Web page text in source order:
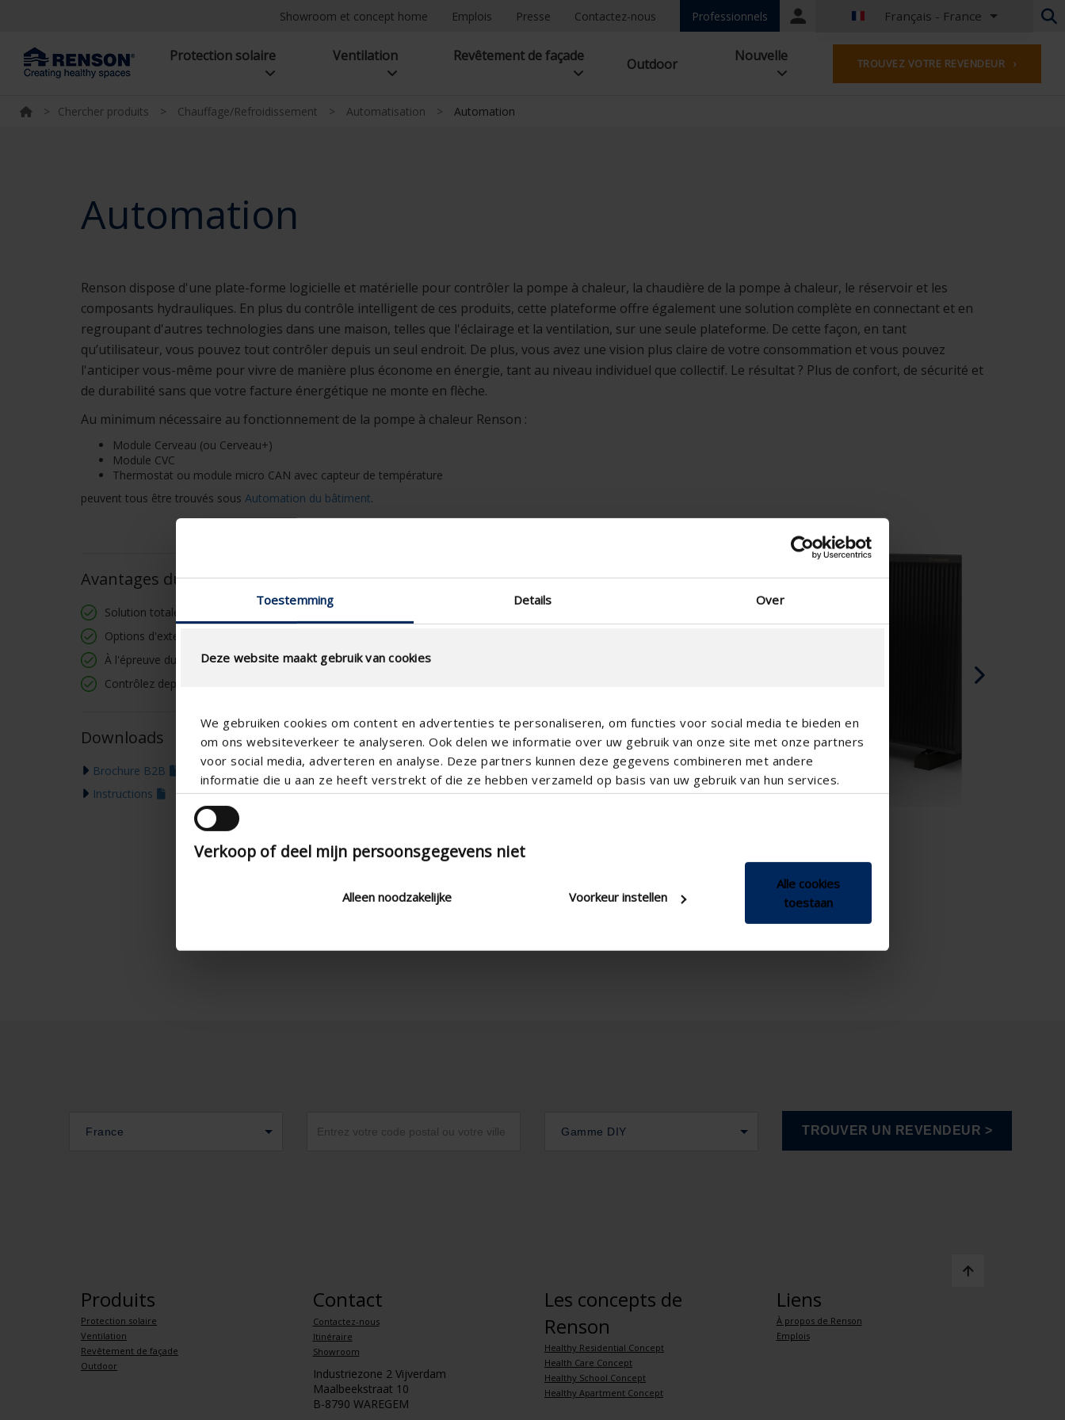
Toestemming Details Over
Deze website maakt gebruik van cookies
We gebruiken cookies om content en advertenties te personaliseren, om functies voor social media te bieden en
om ons websiteverkeer te analyseren. Ook delen we informatie over uw gebruik van onze site met onze partners
voor social media, adverteren en analyse. Deze partners kunnen deze gegevens combineren met andere
informatie die u aan ze heeft verstrekt of die ze hebben verzameld op basis van uw gebruik van hun services.
Verkoop of deel mijn persoonsgegevens niet
Alleen noodzakelijke Voorkeur instellen
Alle cookies
toestaan
Showroom et concept home Emplois Presse Contactez-nous Professionnels
Portal
Français - France
Néerlandais - Belgique
Français - Belgique
Néerlandais - Pays-Bas
Russe - La russie
Chinois - Chine
Protection solaire Ventilation Revêtement de façade Outdoor Nouvelle TROUVEZ VOTRE REVENDEUR ›
> Chercher produits > Chauffage/Refroidissement > Automatisation > Automation
Automation
Renson dispose d'une plate-forme logicielle et matérielle pour contrôler la pompe à chaleur, la chaudière de la pompe à chaleur, le réservoir et les
composants hydrauliques. En plus du contrôle intelligent de ces produits, cette plateforme offre également une solution complète en connectant et en
regroupant d'autres technologies dans une maison, telles que l'éclairage et la ventilation, sur une seule plateforme. De cette façon, en tant
qu’utilisateur, vous pouvez tout contrôler depuis un seul endroit. De plus, vous avez une vision plus claire de votre consommation et vous pouvez
l'anticiper vous-même pour vivre de manière plus économe en énergie, tant au niveau individuel que collectif. Le résultat ? Plus de confort, de sécurité et
de durabilité sans que votre facture énergétique ne monte en flèche.
Au minimum nécessaire au fonctionnement de la pompe à chaleur Renson :
Module Cerveau (ou Cerveau+)
Module CVC
Thermostat ou module micro CAN avec capteur de température
peuvent tous être trouvés sous Automation du bâtiment.
Avantages du produit
Solution totale
Options d'extension étendues
À l'épreuve du temps
Contrôlez depuis n'importe où
Downloads
Brochure B2B
Instructions
France Gamme DIY
Produits
Protection solaire
Ventilation
Revêtement de façade
Outdoor
Contact
Contactez-nous
Itinéraire
Showroom
Industriezone 2 Vijverdam
Maalbeekstraat 10
B-8790 WAREGEM
Les concepts de
Renson
Healthy Residential Concept
Health Care Concept
Healthy School Concept
Healthy Apartment Concept
Liens
À propos de Renson
Emplois